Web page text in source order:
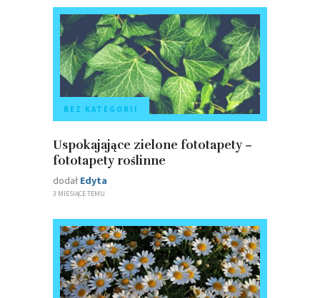
BEZ KATEGORII
Uspokajające zielone fototapety –
fototapety roślinne
dodał Edyta
3 MIESIĄCE TEMU